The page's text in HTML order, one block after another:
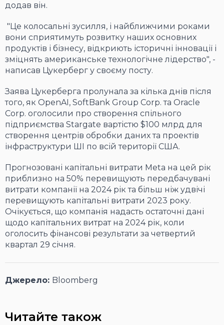
додав він.
"Це колосальні зусилля, і найближчими роками
вони сприятимуть розвитку наших основних
продуктів і бізнесу, відкриють історичні інновації і
зміцнять американське технологічне лідерство", -
написав Цукерберг у своєму посту.
Заява Цукерберга пролунала за кілька днів після
того, як OpenAI, SoftBank Group Corp. та Oracle
Corp. оголосили про створення спільного
підприємства Stargate вартістю $100 млрд для
створення центрів обробки даних та проектів
інфраструктури ШІ по всій території США.
Прогнозовані капітальні витрати Meta на цей рік
приблизно на 50% перевищують передбачувані
витрати компанії на 2024 рік та більш ніж удвічі
перевищують капітальні витрати 2023 року.
Очікується, що компанія надасть остаточні дані
щодо капітальних витрат на 2024 рік, коли
оголосить фінансові результати за четвертий
квартал 29 січня.
Джерело: Bloomberg
Читайте також